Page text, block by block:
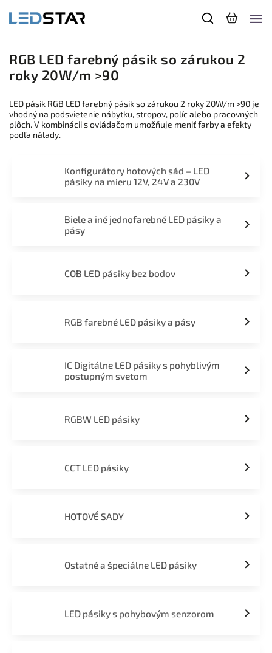
RGB LED farebný pásik so zárukou 2
roky 20W/m >90
LED pásik RGB LED farebný pásik so zárukou 2 roky 20W/m >90 je
vhodný na podsvietenie nábytku, stropov, políc alebo pracovných
plôch. V kombinácii s ovládačom umožňuje meniť farby a efekty
podľa nálady.
Konfigurátory hotových sád – LED
pásiky na mieru 12V, 24V a 230V
Biele a iné jednofarebné LED pásiky a
pásy
COB LED pásiky bez bodov
RGB farebné LED pásiky a pásy
IC Digitálne LED pásiky s pohyblivým
postupným svetom
RGBW LED pásiky
CCT LED pásiky
HOTOVÉ SADY
Ostatné a špeciálne LED pásiky
LED pásiky s pohybovým senzorom